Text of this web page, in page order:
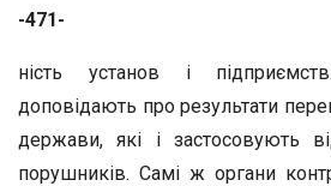
-471-
ність установ і
доповідають про результати
держави, які і застосовують
порушників. Самі ж органи